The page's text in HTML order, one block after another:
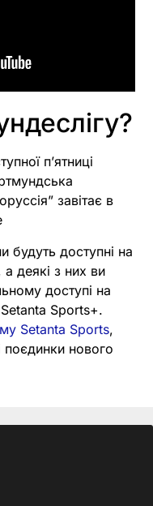
пʼятниці
завітає в
будуть доступні на
а деякі з них ви
доступі на
Sports+.
Setanta Sports,
поєдинки нового